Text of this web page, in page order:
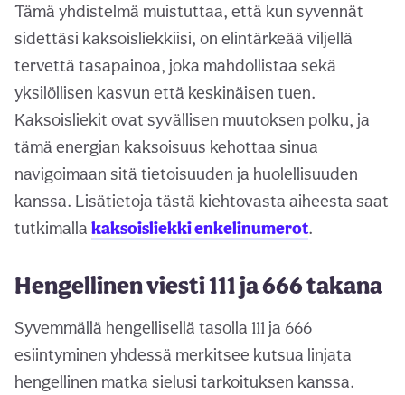
Tämä yhdistelmä muistuttaa, että kun syvennät
sidettäsi kaksoisliekkiisi, on elintärkeää viljellä
tervettä tasapainoa, joka mahdollistaa sekä
yksilöllisen kasvun että keskinäisen tuen.
Kaksoisliekit ovat syvällisen muutoksen polku, ja
tämä energian kaksoisuus kehottaa sinua
navigoimaan sitä tietoisuuden ja huolellisuuden
kanssa. Lisätietoja tästä kiehtovasta aiheesta saat
tutkimalla kaksoisliekki enkelinumerot.
Hengellinen viesti 111 ja 666 takana
Syvemmällä hengellisellä tasolla 111 ja 666
esiintyminen yhdessä merkitsee kutsua linjata
hengellinen matka sielusi tarkoituksen kanssa.